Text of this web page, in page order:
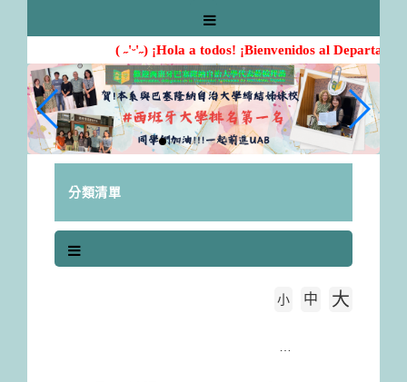
( ˶'ᵕ'˶) ¡Hola a todos! ¡Bienvenidos al
分類清單
小 中 大